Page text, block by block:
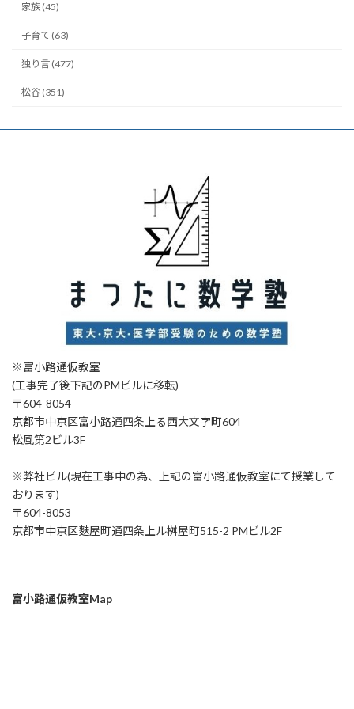
家族 (45)
子育て (63)
独り言 (477)
松谷 (351)
※富小路通仮教室
(工事完了後下記のPMビルに移転)
〒604-8054
京都市中京区富小路通四条上る西大文字町604
松風第2ビル3F
※弊社ビル(現在工事中の為、上記の富小路通仮教室にて授業して
おります)
〒604-8053
京都市中京区麩屋町通四条上ル桝屋町515-2 PMビル2F
富小路通仮教室Map